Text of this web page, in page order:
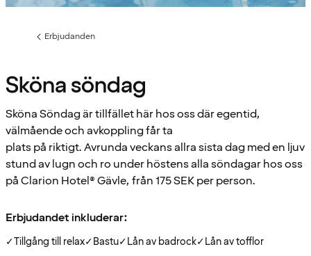
Föregående
Erbjudanden
Sköna söndag
Sköna Söndag är tillfället här hos oss där egentid,
välmående och avkoppling får ta
plats på riktigt. Avrunda veckans allra sista dag med en ljuv
stund av lugn och ro under höstens alla söndagar hos oss
på Clarion Hotel® Gävle, från 175 SEK per person.
Erbjudandet inkluderar:
✓Tillgång till relax✓Bastu✓Lån av badrock✓Lån av tofflor